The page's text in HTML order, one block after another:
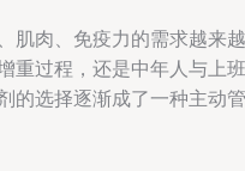
肌肉、免疫力的需求越来越
重过程，还是中年人与上班
的选择逐渐成了一种主动管